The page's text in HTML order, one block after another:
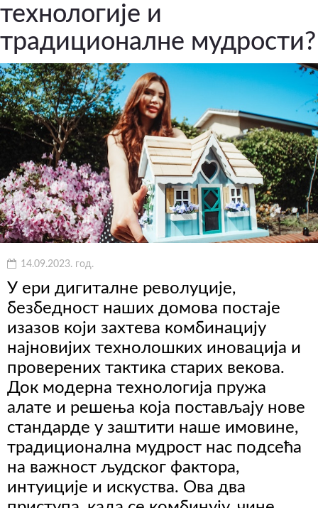
технологије и
традиционалне мудрости?
14.09.2023. год.
У ери дигиталне револуције,
безбедност наших домова постаје
изазов који захтева комбинацију
најновијих технолошких иновација и
проверених тактика старих векова.
Док модерна технологија пружа
алате и решења која постављају нове
стандарде у заштити наше имовине,
традиционална мудрост нас подсећа
на важност људског фактора,
интуиције и искуства. Ова два